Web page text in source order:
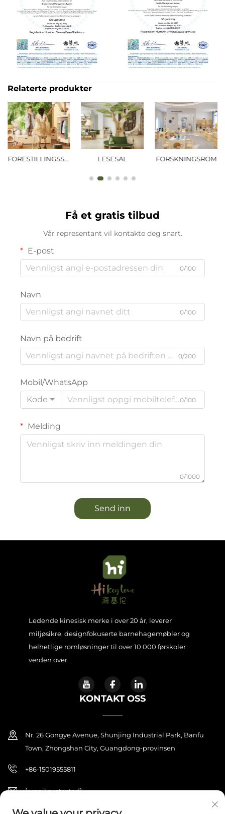
Relaterte produkter
FORESTILLINGSSAL LESESAL FORSKNINGSROM
Få et gratis tilbud
Vår representant vil kontakte deg snart.
E-post
0/100
Navn
0/100
Navn på bedrift
0/200
Mobil/WhatsApp
Kode
0/100
Melding
0/1000
Send inn
Ledende kinesisk merke i over 20 år, leverer
miljøsikre, designfokuserte barnehagemøbler og
helhetlige romløsninger til over 10 000 førskoler
verden over.
KONTAKT OSS
Nr. 26 Gongye Avenue, Shunjing Industrial Park, Banfu
Town, Zhongshan City, Guangdong-provinsen
+86-15019555811
[email protected]